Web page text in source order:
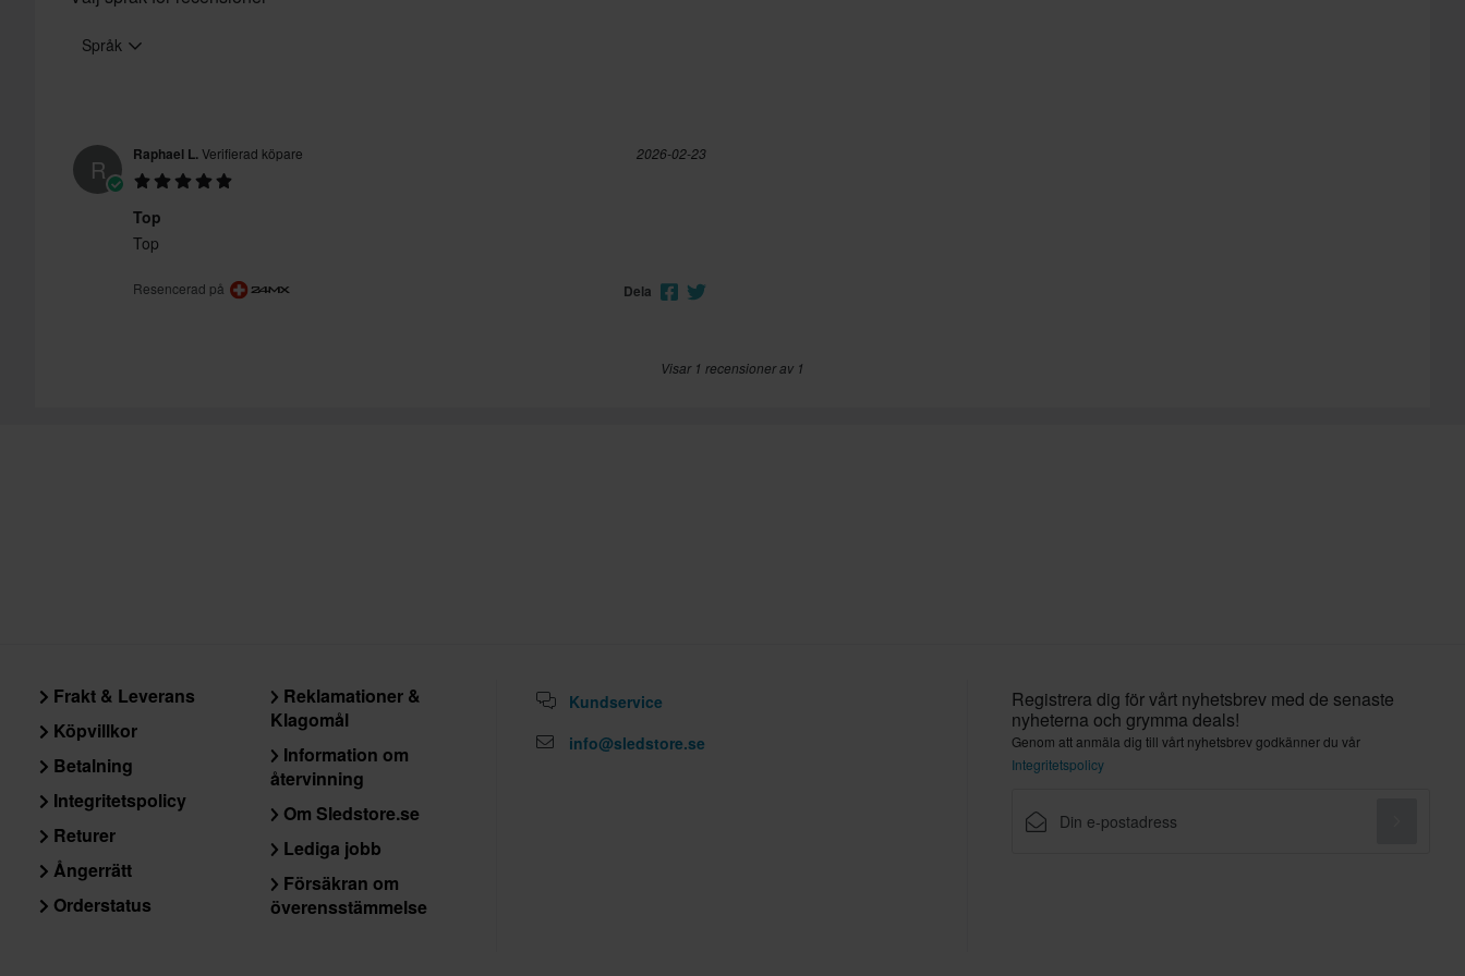
Urtagbar interiör
Certifieringsstandard
410 x 445 x 305 mm
317 x 396 x 314 mm
Språk
R Raphael L.Verifierad köpare 2026-02-23
Top
Top
Resencerad på Dela
Visar 1 recensioner av 1
Frakt & Leverans
Köpvillkor
Betalning
Integritetspolicy
Returer
Ångerrätt
Orderstatus
Reklamationer &
Klagomål
Information om
återvinning
Om Sledstore.se
Lediga jobb
Försäkran om
överensstämmelse
Kundservice
info@sledstore.se
Registrera dig för vårt nyhetsbrev med de senaste
nyheterna och grymma deals!
Genom att anmäla dig till vårt nyhetsbrev godkänner du vår
Integritetspolicy